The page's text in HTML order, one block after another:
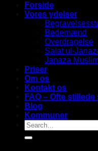
Forside
Vores ydelser
Bedemænd
Overdragelse
Salat ul-
Janaza
Priser
Om os
Kontakt os
FAQ – Ofte stillede
Blog
Kommuner